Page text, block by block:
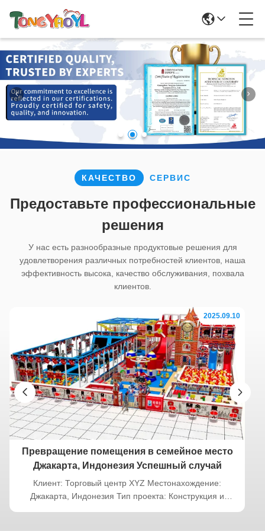
КАЧЕСТВО СЕРВИС
Предоставьте профессиональные
решения
У нас есть разнообразные продуктовые решения для
удовлетворения различных потребностей клиентов, наша
эффективность высока, качество обслуживания, похвала
клиентов.
2025.09.10
Превращение помещения в семейное место
Джакарта, Индонезия Успешный случай
Клиент: Торговый центр XYZ Местонахождение:
Джакарта, Индонезия Тип проекта: Конструкция и